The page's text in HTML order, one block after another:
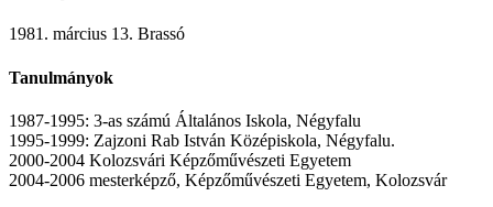
1981. március 13. Brassó
Tanulmányok
1987-1995: 3-as számú Általános Iskola, Négyfalu
1995-1999: Zajzoni Rab István Középiskola, Négyfalu.
2000-2004 Kolozsvári Képzőművészeti Egyetem
2004-2006 mesterképző, Képzőművészeti Egyetem, Kolozsvár